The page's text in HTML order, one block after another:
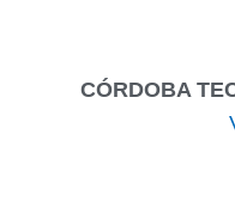
CÓRDOBA